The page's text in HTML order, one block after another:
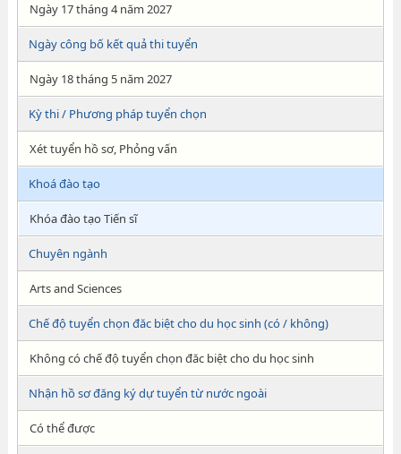
Ngày 17 tháng 4 năm 2027
Ngày công bố kết quả thi tuyển
Ngày 18 tháng 5 năm 2027
Kỳ thi / Phương pháp tuyển chọn
Xét tuyển hồ sơ, Phỏng vấn
Khoá đào tạo
Khóa đào tạo Tiến sĩ
Chuyên ngành
Arts and Sciences
Chế độ tuyển chọn đăc biệt cho du học sinh (có / không)
Không có chế độ tuyển chọn đăc biệt cho du học sinh
Nhận hồ sơ đăng ký dự tuyển từ nước ngoài
Có thể được